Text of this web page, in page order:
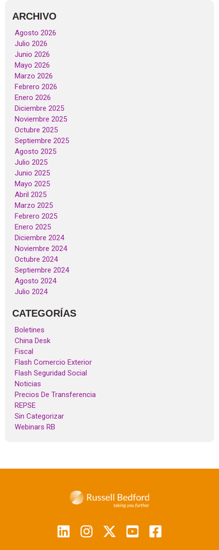
ARCHIVO
Agosto 2026
Julio 2026
Junio 2026
Mayo 2026
Marzo 2026
Febrero 2026
Enero 2026
Diciembre 2025
Noviembre 2025
Octubre 2025
Septiembre 2025
Agosto 2025
Julio 2025
Junio 2025
Mayo 2025
Abril 2025
Marzo 2025
Febrero 2025
Enero 2025
Diciembre 2024
Noviembre 2024
Octubre 2024
Septiembre 2024
Agosto 2024
Julio 2024
CATEGORÍAS
Boletines
China Desk
Fiscal
Flash Comercio Exterior
Flash Seguridad Social
Noticias
Precios De Transferencia
REPSE
Sin Categorizar
Webinars RB